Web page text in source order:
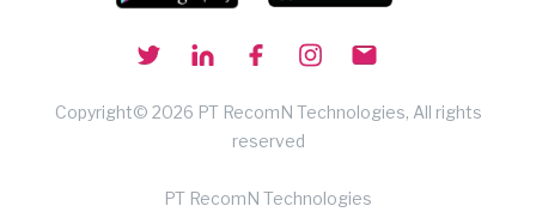
Copyright© 2026 PT RecomN Technologies, All rights
reserved
PT RecomN Technologies